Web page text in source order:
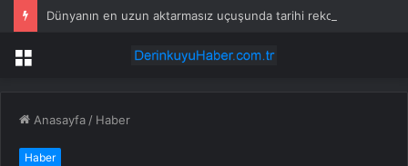
Menü
Anasayfa / Haber
Haber